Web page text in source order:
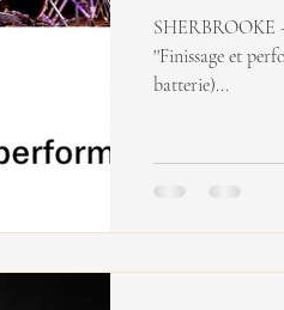
SHERBROOKE -
''Finissage et performance
batterie)...